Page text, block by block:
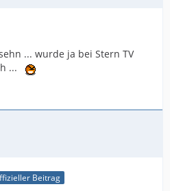
Meyer
Zirner
tvtipp.asp?
... wurde ja bei Stern TV
...
Beitrag